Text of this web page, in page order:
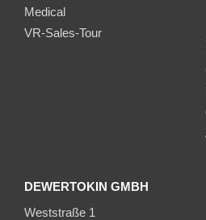
Medical
VR-Sales-Tour
DEWERTOKIN GMBH
Weststraße 1